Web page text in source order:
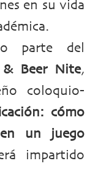
en su vida
parte del
& Beer Nite,
coloquio-
cómo
un juego
impartido